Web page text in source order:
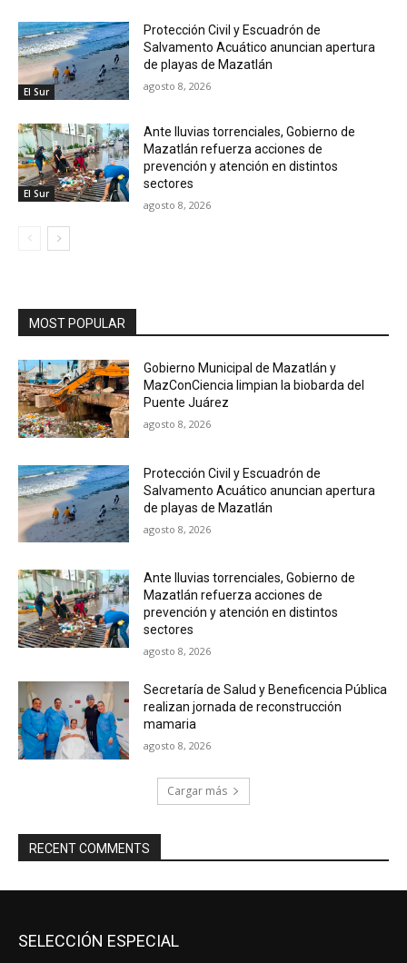
El Sur
Protección Civil y Escuadrón de
Salvamento Acuático anuncian apertura
de playas de Mazatlán
agosto 8, 2026
El Sur
Ante lluvias torrenciales, Gobierno de
Mazatlán refuerza acciones de
prevención y atención en distintos
sectores
agosto 8, 2026
MOST POPULAR
Gobierno Municipal de Mazatlán y
MazConCiencia limpian la biobarda del
Puente Juárez
agosto 8, 2026
Protección Civil y Escuadrón de
Salvamento Acuático anuncian apertura
de playas de Mazatlán
agosto 8, 2026
Ante lluvias torrenciales, Gobierno de
Mazatlán refuerza acciones de
prevención y atención en distintos
sectores
agosto 8, 2026
Secretaría de Salud y Beneficencia Pública
realizan jornada de reconstrucción
mamaria
agosto 8, 2026
Cargar más
RECENT COMMENTS
SELECCIÓN ESPECIAL